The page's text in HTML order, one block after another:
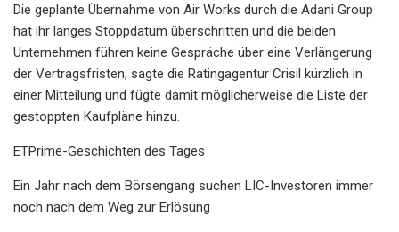
Die geplante Übernahme von Air Works durch die Adani Group
hat ihr langes Stoppdatum überschritten und die beiden
Unternehmen führen keine Gespräche über eine Verlängerung
der Vertragsfristen, sagte die Ratingagentur Crisil kürzlich in
einer Mitteilung und fügte damit möglicherweise die Liste der
gestoppten Kaufpläne hinzu.
ETPrime-Geschichten des Tages
Ein Jahr nach dem Börsengang suchen LIC-Investoren immer
noch nach dem Weg zur Erlösung